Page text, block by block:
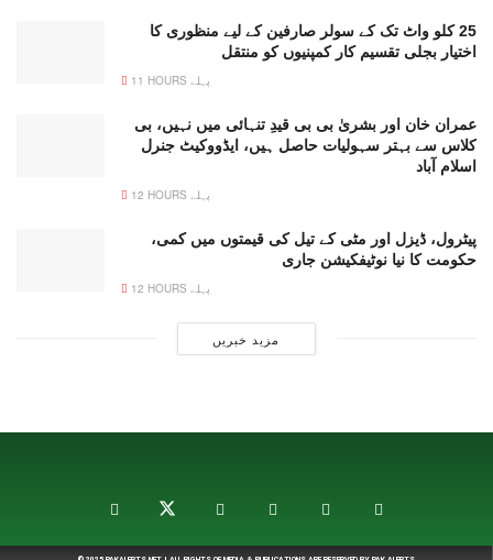
25 کلو واٹ تک کے سولر صارفین کے لیے منظوری کا
اختیار بجلی تقسیم کار کمپنیوں کو منتقل
11 HOURS پہلے
عمران خان اور بشریٰ بی بی قیدِ تنہائی میں نہیں، بی
کلاس سے بہتر سہولیات حاصل ہیں، ایڈووکیٹ جنرل
اسلام آباد
12 HOURS پہلے
پیٹرول، ڈیزل اور مٹی کے تیل کی قیمتوں میں کمی،
حکومت کا نیا نوٹیفکیشن جاری
12 HOURS پہلے
مزید خبریں